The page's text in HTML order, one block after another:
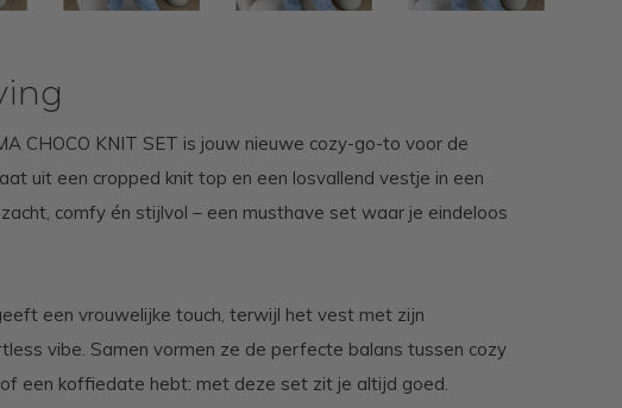
CHOCO KNIT SET is jouw nieuwe cozy-go-to voor de
uit een cropped knit top en een losvallend vestje in een
comfy én stijlvol – een musthave set waar je eindeloos
een vrouwelijke touch, terwijl het vest met zijn
vibe. Samen vormen ze de perfecte balans tussen cozy
of een koffiedate hebt: met deze set zit je altijd goed.